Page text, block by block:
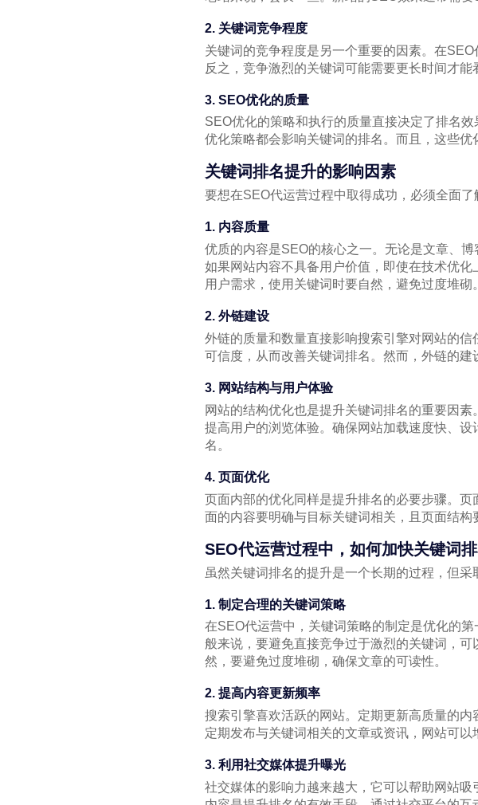
2. 关键词竞争程度
关键词的竞争程度是另一个重要的因素。在
反之，竞争激烈的关键词可能需要更长时间才能
3. SEO优化的质量
SEO优化的策略和执行的质量直接决定了排名
优化策略都会影响关键词的排名。而且，这些
关键词排名提升的影响因素
要想在SEO代运营过程中取得成功，必须全面
1. 内容质量
优质的内容是SEO的核心之一。无论是文章、
如果网站内容不具备用户价值，即使在技术优
用户需求，使用关键词时要自然，避免过度堆砌。
2. 外链建设
外链的质量和数量直接影响搜索引擎对网站的
可信度，从而改善关键词排名。然而，外链的
3. 网站结构与用户体验
网站的结构优化也是提升关键词排名的重要因
提高用户的浏览体验。确保网站加载速度快、
名。
4. 页面优化
页面内部的优化同样是提升排名的必要步骤。
面的内容要明确与目标关键词相关，且页面结构
SEO代运营过程中，如何加快关键词
虽然关键词排名的提升是一个长期的过程，但
1. 制定合理的关键词策略
在SEO代运营中，关键词策略的制定是优化的
般来说，要避免直接竞争过于激烈的关键词，
然，要避免过度堆砌，确保文章的可读性。
2. 提高内容更新频率
搜索引擎喜欢活跃的网站。定期更新高质量的
定期发布与关键词相关的文章或资讯，网站可以
3. 利用社交媒体提升曝光
社交媒体的影响力越来越大，它可以帮助网站